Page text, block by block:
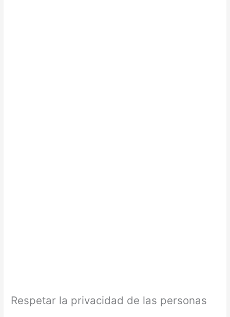
Respetar la privacidad de las personas